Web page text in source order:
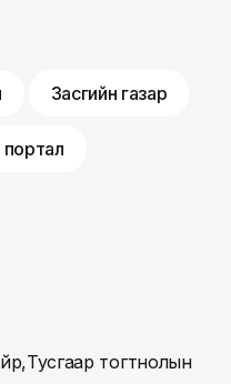
Засгийн газар
тогтнолын